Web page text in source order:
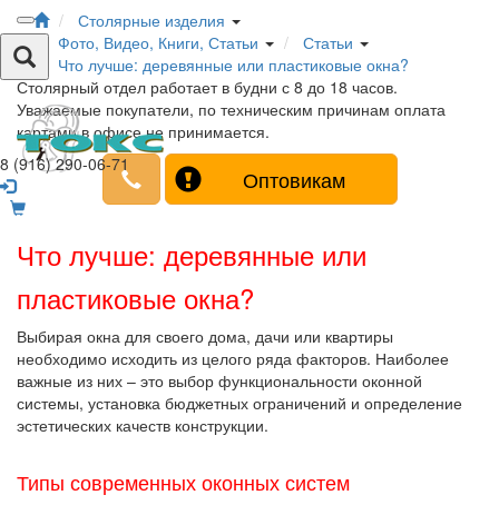
8 (916) 290-06-71
Столярные изделия
Фото, Видео, Книги, Статьи
Статьи
Что лучше: деревянные или пластиковые окна?
Столярный отдел работает в будни с 8 до 18 часов.
Уважаемые покупатели, по техническим причинам оплата
картами в офисе не принимается.
Оптовикам
Что лучше: деревянные или
пластиковые окна?
Выбирая окна для своего дома, дачи или квартиры
необходимо исходить из целого ряда факторов. Наиболее
важные из них – это выбор функциональности оконной
системы, установка бюджетных ограничений и определение
эстетических качеств конструкции.
Типы современных оконных систем